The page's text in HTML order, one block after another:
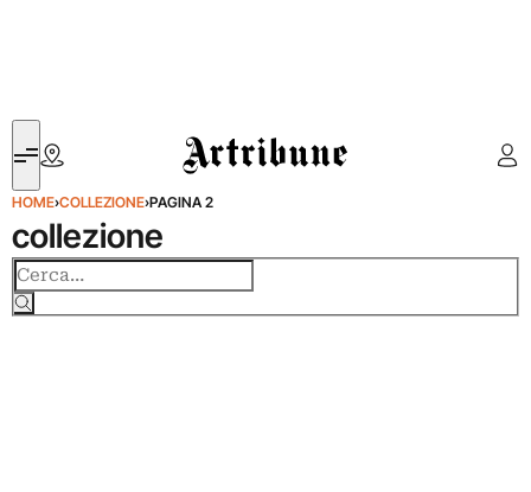
Artribune
HOME›COLLEZIONE›PAGINA 2
collezione